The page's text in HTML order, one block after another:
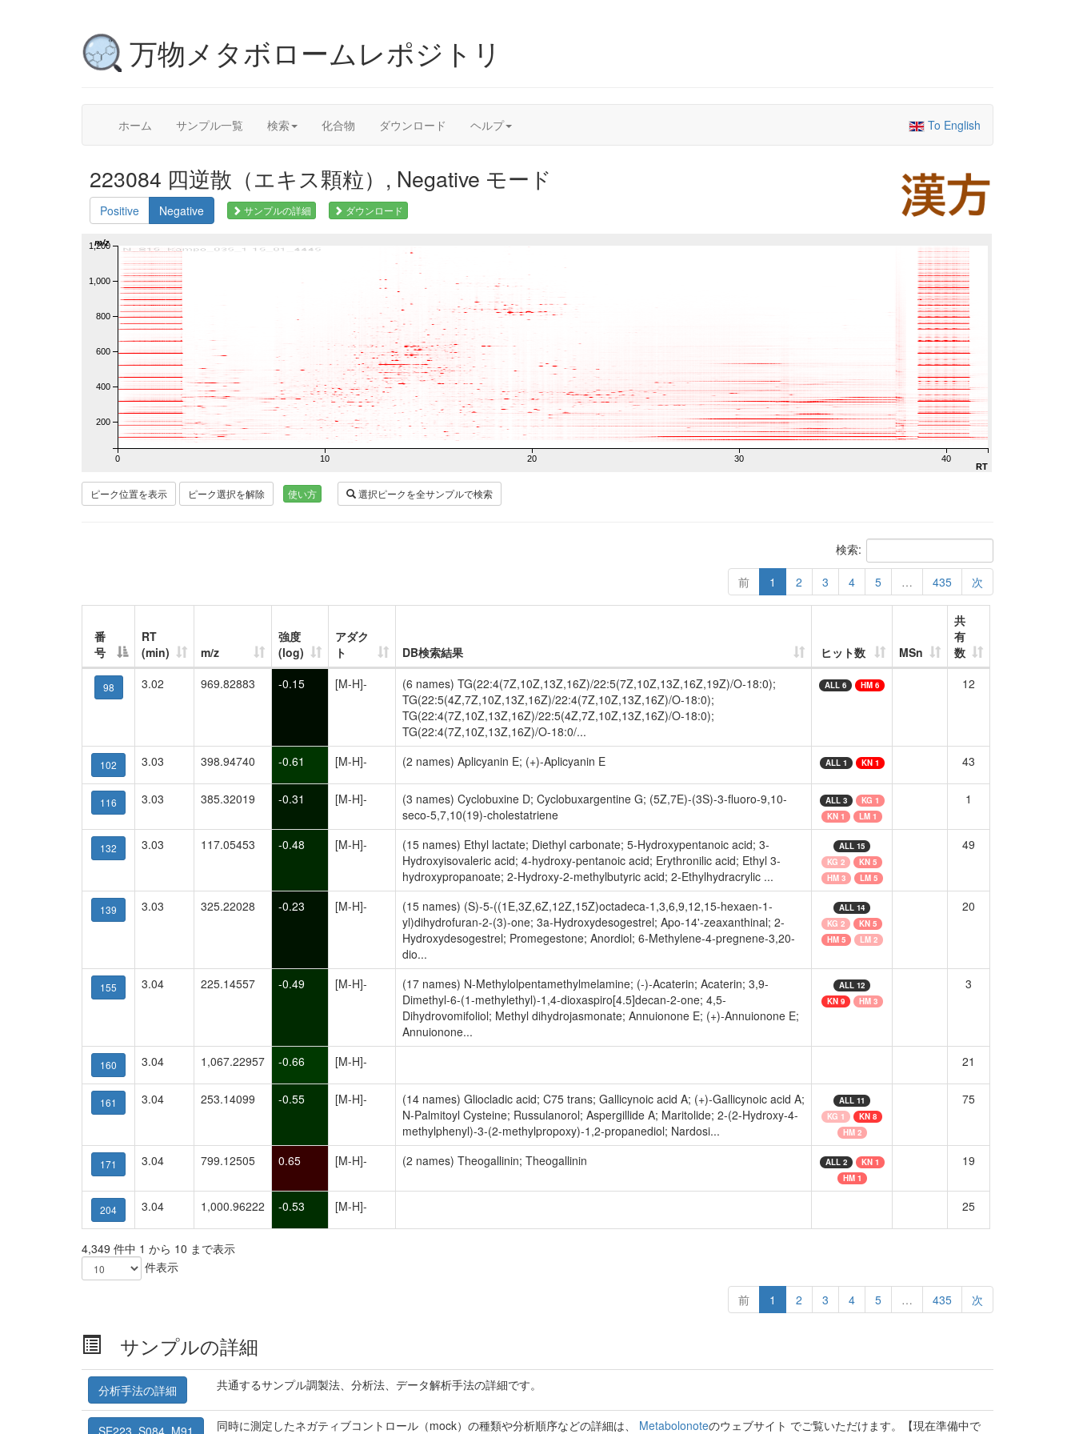
万物メタボロームレポジトリ
ホーム サンプル一覧 検索 化合物 ダウンロード ヘルプ To English
223084 四逆散（エキス顆粒）, Negative モード
Positive Negative サンプルの詳細 ダウンロード
0 10 20 30 40
RT
200
400
600
800
1,000
1,200
m/z
ピーク位置を表示 ピーク選択を解除 使い方 選択ピークを全サンプルで検索
検索:
前 1 2 3 4 5 … 435 次
番
号
RT
(min)
m/z
強度
(log)
アダク
ト
DB検索結果 ヒット数 MSn
共
有
数
98 3.02 969.82883 -0.15 [M-H]-
(6 names) TG(22:4(7Z,10Z,13Z,16Z)/22:5(7Z,10Z,13Z,16Z,19Z)/O-18:0);
TG(22:5(4Z,7Z,10Z,13Z,16Z)/22:4(7Z,10Z,13Z,16Z)/O-18:0);
TG(22:4(7Z,10Z,13Z,16Z)/22:5(4Z,7Z,10Z,13Z,16Z)/O-18:0);
TG(22:4(7Z,10Z,13Z,16Z)/O-18:0/...
ALL 6 HM 6 12
102 3.03 398.94740 -0.61 [M-H]- (2 names) Aplicyanin E; (+)-Aplicyanin E ALL 1 KN 1 43
116 3.03 385.32019 -0.31 [M-H]-
(3 names) Cyclobuxine D; Cyclobuxargentine G; (5Z,7E)-(3S)-3-fluoro-9,10-
seco-5,7,10(19)-cholestatriene
ALL 3
KG 1
KN 1
LM 1
1
132 3.03 117.05453 -0.48 [M-H]-
(15 names) Ethyl lactate; Diethyl carbonate; 5-Hydroxypentanoic acid; 3-
Hydroxyisovaleric acid; 4-hydroxy-pentanoic acid; Erythronilic acid; Ethyl 3-
hydroxypropanoate; 2-Hydroxy-2-methylbutyric acid; 2-Ethylhydracrylic ...
ALL 15
KG 2
KN 5
HM 3
LM 5
49
139 3.03 325.22028 -0.23 [M-H]-
(15 names) (S)-5-((1E,3Z,6Z,12Z,15Z)octadeca-1,3,6,9,12,15-hexaen-1-
yl)dihydrofuran-2-(3)-one; 3a-Hydroxydesogestrel; Apo-14'-zeaxanthinal; 2-
Hydroxydesogestrel; Promegestone; Anordiol; 6-Methylene-4-pregnene-3,20-
dio...
ALL 14
KG 2
KN 5
HM 5
LM 2
20
155 3.04 225.14557 -0.49 [M-H]-
(17 names) N-Methylolpentamethylmelamine; (-)-Acaterin; Acaterin; 3,9-
Dimethyl-6-(1-methylethyl)-1,4-dioxaspiro[4.5]decan-2-one; 4,5-
Dihydrovomifoliol; Methyl dihydrojasmonate; Annuionone E; (+)-Annuionone E;
Annuionone...
ALL 12
KN 9
HM 3
3
160 3.04 1,067.22957 -0.66 [M-H]- 21
161 3.04 253.14099 -0.55 [M-H]-
(14 names) Gliocladic acid; C75 trans; Gallicynoic acid A; (+)-Gallicynoic acid A;
N-Palmitoyl Cysteine; Russulanorol; Aspergillide A; Maritolide; 2-(2-Hydroxy-4-
methylphenyl)-3-(2-methylpropoxy)-1,2-propanediol; Nardosi...
ALL 11
KG 1
KN 8
HM 2
75
171 3.04 799.12505 0.65 [M-H]- (2 names) Theogallinin; Theogallinin ALL 2
KN 1
HM 1
19
204 3.04 1,000.96222 -0.53 [M-H]- 25
4,349 件中 1 から 10 まで表示
件表示
前 1 2 3 4 5 … 435 次
サンプルの詳細
分析手法の詳細 共通するサンプル調製法、分析法、データ解析手法の詳細です。
SE223_S084_M91 同時に測定したネガティブコントロール（mock）の種類や分析順序などの詳細は、 Metabolonoteのウェブサイト でご覧いただけます。【現在準備中で